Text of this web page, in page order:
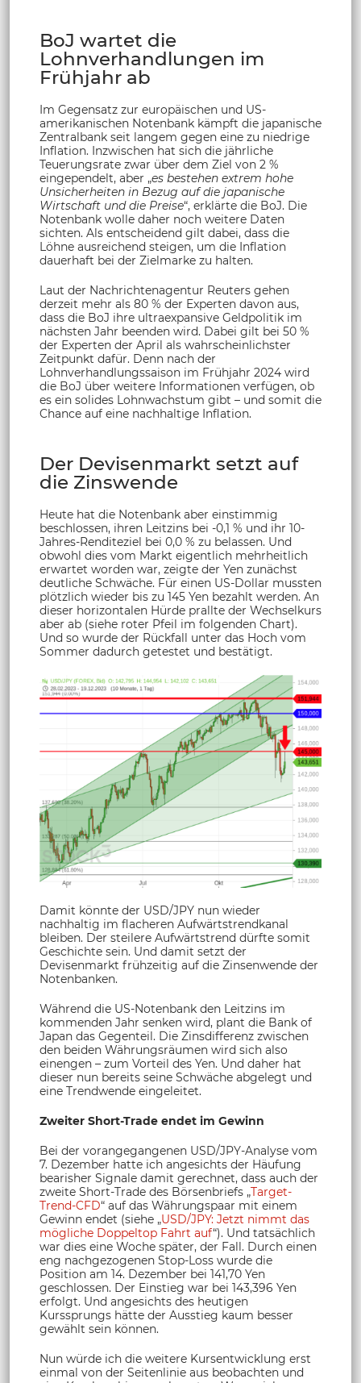
BoJ wartet die
Lohnverhandlungen im
Frühjahr ab
Im Gegensatz zur europäischen und US-
amerikanischen Notenbank kämpft die japanische
Zentralbank seit langem gegen eine zu niedrige
Inflation. Inzwischen hat sich die jährliche
Teuerungsrate zwar über dem Ziel von 2 %
eingependelt, aber „es bestehen extrem hohe
Unsicherheiten in Bezug auf die japanische
Wirtschaft und die Preise“, erklärte die BoJ. Die
Notenbank wolle daher noch weitere Daten
sichten. Als entscheidend gilt dabei, dass die
Löhne ausreichend steigen, um die Inflation
dauerhaft bei der Zielmarke zu halten.
Laut der Nachrichtenagentur Reuters gehen
derzeit mehr als 80 % der Experten davon aus,
dass die BoJ ihre ultraexpansive Geldpolitik im
nächsten Jahr beenden wird. Dabei gilt bei 50 %
der Experten der April als wahrscheinlichster
Zeitpunkt dafür. Denn nach der
Lohnverhandlungssaison im Frühjahr 2024 wird
die BoJ über weitere Informationen verfügen, ob
es ein solides Lohnwachstum gibt – und somit die
Chance auf eine nachhaltige Inflation.
Der Devisenmarkt setzt auf
die Zinswende
Heute hat die Notenbank aber einstimmig
beschlossen, ihren Leitzins bei -0,1 % und ihr 10-
Jahres-Renditeziel bei 0,0 % zu belassen. Und
obwohl dies vom Markt eigentlich mehrheitlich
erwartet worden war, zeigte der Yen zunächst
deutliche Schwäche. Für einen US-Dollar mussten
plötzlich wieder bis zu 145 Yen bezahlt werden. An
dieser horizontalen Hürde prallte der Wechselkurs
aber ab (siehe roter Pfeil im folgenden Chart).
Und so wurde der Rückfall unter das Hoch vom
Sommer dadurch getestet und bestätigt.
Damit könnte der USD/JPY nun wieder
nachhaltig im flacheren Aufwärtstrendkanal
bleiben. Der steilere Aufwärtstrend dürfte somit
Geschichte sein. Und damit setzt der
Devisenmarkt frühzeitig auf die Zinsenwende der
Notenbanken.
Während die US-Notenbank den Leitzins im
kommenden Jahr senken wird, plant die Bank of
Japan das Gegenteil. Die Zinsdifferenz zwischen
den beiden Währungsräumen wird sich also
einengen – zum Vorteil des Yen. Und daher hat
dieser nun bereits seine Schwäche abgelegt und
eine Trendwende eingeleitet.
Zweiter Short-Trade endet im Gewinn
Bei der vorangegangenen USD/JPY-Analyse vom
7. Dezember hatte ich angesichts der Häufung
bearisher Signale damit gerechnet, dass auch der
zweite Short-Trade des Börsenbriefs „Target-
Trend-CFD“ auf das Währungspaar mit einem
Gewinn endet (siehe „USD/JPY: Jetzt nimmt das
mögliche Doppeltop Fahrt auf“). Und tatsächlich
war dies eine Woche später, der Fall. Durch einen
eng nachgezogenen Stop-Loss wurde die
Position am 14. Dezember bei 141,70 Yen
geschlossen. Der Einstieg war bei 143,396 Yen
erfolgt. Und angesichts des heutigen
Kurssprungs hätte der Ausstieg kaum besser
gewählt sein können.
Nun würde ich die weitere Kursentwicklung erst
einmal von der Seitenlinie aus beobachten und